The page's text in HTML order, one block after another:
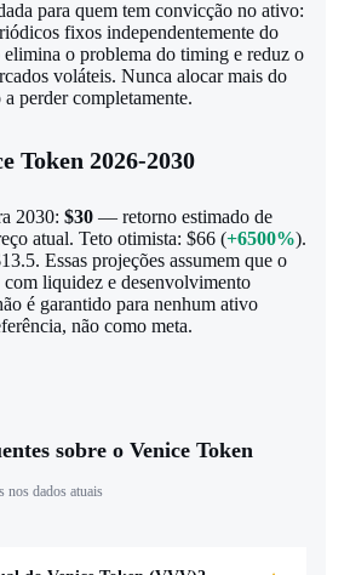
para quem tem convicção no ativo:
fixos independentemente do
elimina o problema do timing e reduz o
voláteis. Nunca alocar mais do
a perder completamente.
Token 2026-2030
2030: $30 — retorno estimado de
atual. Teto otimista: $66 (+6500%).
Essas projeções assumem que o
liquidez e desenvolvimento
é garantido para nenhum ativo
não como meta.
sobre o Venice Token
nos dados atuais